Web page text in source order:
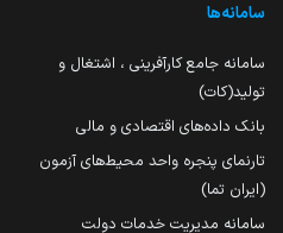
سامانه‌ها
سامانه جامع کارآفرینی ، اشتغال و
تولید(کات)
بانک داده‌های اقتصادی و مالی
تارنمای پنجره واحد محیط‌های آزمون
(ایران تما)
سامانه مدیریت خدمات دولت